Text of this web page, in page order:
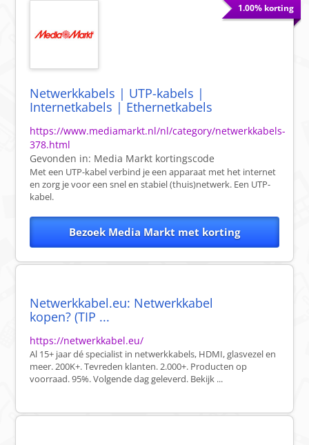
1.00% korting
Netwerkkabels | UTP-kabels |
Internetkabels | Ethernetkabels
https://www.mediamarkt.nl/nl/category/netwerkkabels-
378.html
Gevonden in: Media Markt kortingscode
Met een UTP-kabel verbind je een apparaat met het internet
en zorg je voor een snel en stabiel (thuis)netwerk. Een UTP-
kabel.
Bezoek Media Markt met korting
Netwerkkabel.eu: Netwerkkabel
kopen? (TIP ...
https://netwerkkabel.eu/
Al 15+ jaar dé specialist in netwerkkabels, HDMI, glasvezel en
meer. 200K+. Tevreden klanten. 2.000+. Producten op
voorraad. 95%. Volgende dag geleverd. Bekijk ...